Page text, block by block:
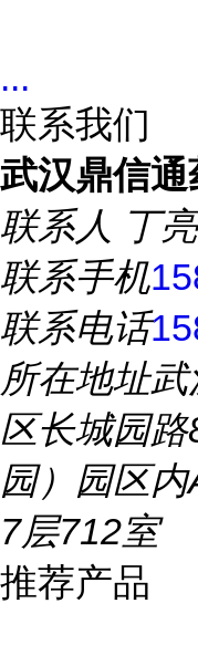
...
联系我们
武汉鼎信通
联系人 丁亮
联系手机
联系电话
所在地址武
区长城园
园）园区
7层712室
推荐产品